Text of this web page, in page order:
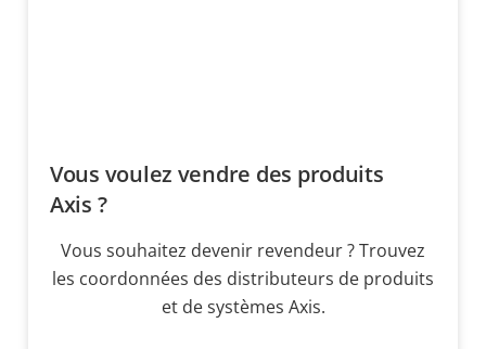
Vous voulez vendre des produits
Axis ?
Vous souhaitez devenir revendeur ? Trouvez
les coordonnées des distributeurs de produits
et de systèmes Axis.